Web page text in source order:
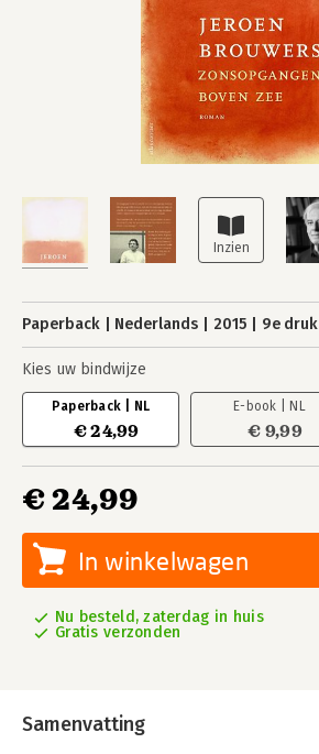
Paperback Nederlands 2015 9e druk
Kies uw bindwijze
Paperback | NL
€ 24,99
E-book | NL
€ 9,99
€ 24,99
In winkelwagen
Nu besteld, zaterdag in huis
Gratis verzonden
Samenvatting